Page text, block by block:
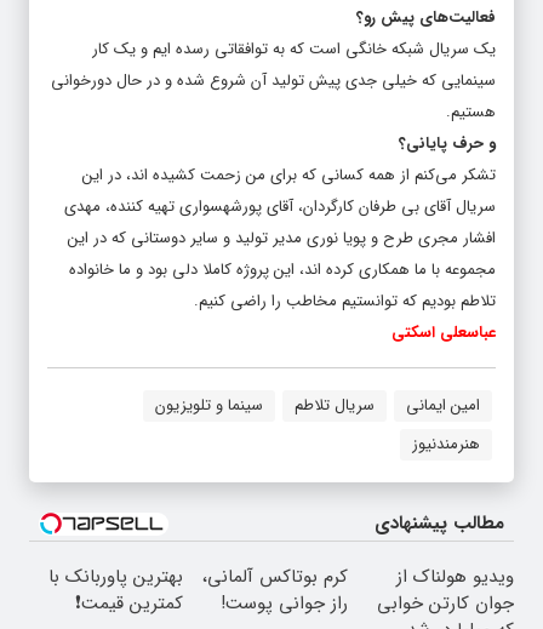
فعالیت‌های پیش رو؟
یک سریال شبکه خانگی است که به توافقاتی رسده ایم و یک کار
سینمایی که خیلی جدی پیش تولید آن شروع شده و در حال دورخوانی
هستیم.
و حرف پایانی؟
تشکر می‌کنم از همه کسانی که برای من زحمت کشیده اند، در این
سریال آقای بی طرفان کارگردان، آقای پورشهسواری تهیه کننده، مهدی
افشار مجری طرح و پویا نوری مدیر تولید و سایر دوستانی که در این
مجموعه با ما همکاری کرده اند، این پروژه کاملا دلی بود و ما خانواده
تلاطم بودیم که توانستیم مخاطب را راضی کنیم.
عباسعلی اسکتی
امین ایمانی سریال تلاطم
سینما و تلویزیون
هنرمندنیوز
مطالب پیشنهادی
ویدیو هولناک از
جوان کارتن خوابی
کرم بوتاکس آلمانی،
راز جوانی پوست!
بهترین پاوربانک با
کمترین قیمت❗